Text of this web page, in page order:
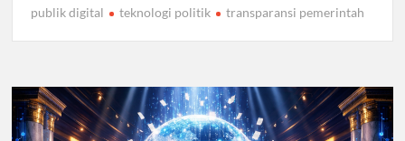
publik digital
teknologi politik transparansi pemerintah